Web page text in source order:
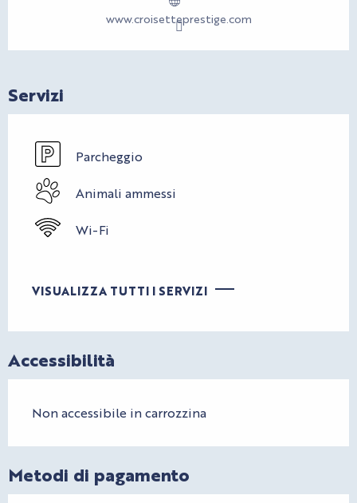
www.croisetteprestige.com
Servizi
Parcheggio
Animali ammessi
Wi-Fi
VISUALIZZA TUTTI I SERVIZI
Accessibilità
Non accessibile in carrozzina
Metodi di pagamento